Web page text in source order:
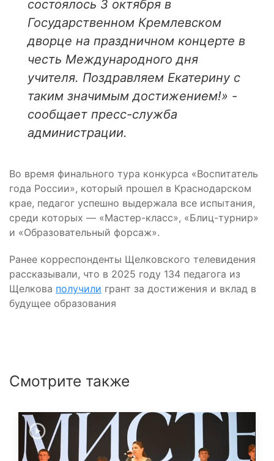
состоялось 3 октября в
Государственном Кремлевском
дворце на праздничном концерте в
честь Международного дня
учителя. Поздравляем Екатерину с
таким значимым достижением!» -
сообщает пресс-служба
администрации.
Во время финального тура конкурса «Воспитатель
года России», который прошел в Краснодарском
крае, педагог успешно выдержала все испытания,
среди которых — «Мастер-класс», «Блиц-турнир»
и «Образовательный форсаж».
Ранее корреспонденты Щелковского телевидения
рассказывали, что в 2025 году 134 педагога из
Щелкова получили грант за достижения и вклад в
будущее образования
Смотрите также